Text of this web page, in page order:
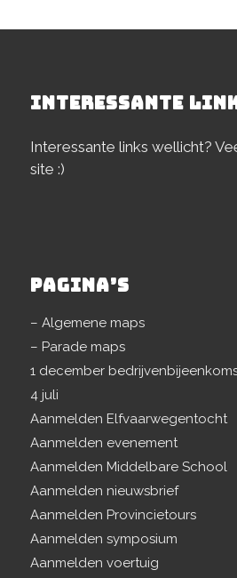
INTERESSANTE
Interessante links wellicht?
site :)
PAGINA’S
– Algemene maps
– Parade maps
1 december
4 juli
Aanmelden Elfvaarwegentocht
Aanmelden evenement
Aanmelden Middelbare School
Aanmelden nieuwsbrief
Aanmelden Provincietours
Aanmelden symposium
Aanmelden voertuig